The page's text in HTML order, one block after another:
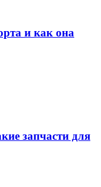
и как она
запчасти для